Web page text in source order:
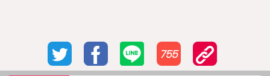
755